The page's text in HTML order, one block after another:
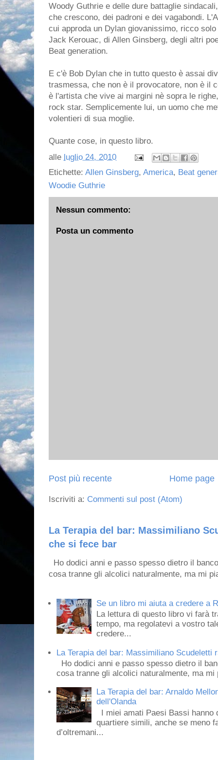
Woody Guthrie e delle dure battaglie
che crescono, dei padroni e dei vagabondi.
cui approda un Dylan giovanissimo, ricco
Jack Kerouac, di Allen Ginsberg, degli altri
Beat generation.
E c'è Bob Dylan che in tutto questo è assai
trasmessa, che non è il provocatore, non è il
è l'artista che vive ai margini nè sopra le
rock star. Semplicemente lui, un uomo che
volentieri di sua moglie.
Quante cose, in questo libro.
alle luglio 24, 2010
Etichette: Allen Ginsberg, America, Beat
Woodie Guthrie
Nessun commento:
Posta un commento
Post più recente Home page
Iscriviti a: Commenti sul post (Atom)
La Terapia del bar: Massimiliano
che si fece bar
Ho dodici anni e passo spesso dietro il
cosa tranne gli alcolici naturalmente, ma mi
Se un libro mi aiuta a credere a
La lettura di questo libro vi farà
tempo, ma regolatevi a vostro
credere...
La Terapia del bar: Massimiliano
Ho dodici anni e passo spesso dietro il
cosa tranne gli alcolici naturalmente, ma mi
La Terapia del bar: Arnaldo
dell'Olanda
I miei amati Paesi Bassi
quartiere simili, anche se meno
d’oltremani...